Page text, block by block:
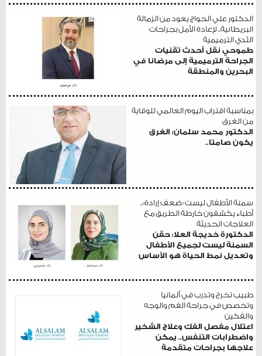
الدكتور علي الحواج يعود من الزمالة
البريطانية.. لإعادة الأمل بجراحات
الثدي الترميمية
طموحي نقل أحدث تقنيات
الجراحة الترميمية إلى مرضانا في
البحرين والمنطقة
بمناسبة اقتراب اليوم العالمي للوقاية
من الغرق
الدكتور محمد سلمان: الغرق
يكون صامتا..
سمنة الأطفال ليست «ضعف إرادة»..
أطباء يكشفون خارطة الطريق مع
العلاجات الحديثة
الدكتورة خديجة العلا: حقن
السمنة ليست لجميع الأطفال
وتعديل نمط الحياة هو الأساس
طبيب تخرج وتدرب في ألمانيا
وتخصص في جراحة الفم والوجه
والفكين
اعتلال مفصل الفك وعلاج الشخير
واضطرابات التنفس.. يمكن
علاجها بجراحات متقدمة